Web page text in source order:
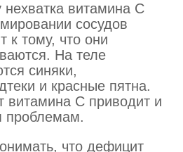
нехватка витамина С
сосудов
к тому, что они
На теле
синяки,
и красные пятна.
витамина С приводит и
проблемам.
что дефицит